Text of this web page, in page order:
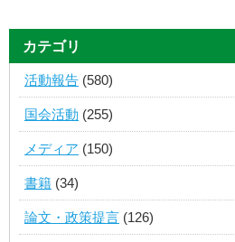
カテゴリ
活動報告 (580)
国会活動 (255)
メディア (150)
書籍 (34)
論文・政策提言 (126)